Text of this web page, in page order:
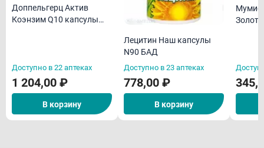
Доппельгерц Актив
Коэнзим Q10 капсулы
Доступно в 22 аптеках
1 204,00 ₽
В корзину
Лецитин Наш капсулы
N90 БАД
Доступно в 23 аптеках
778,00 ₽
В корзину
Мумие